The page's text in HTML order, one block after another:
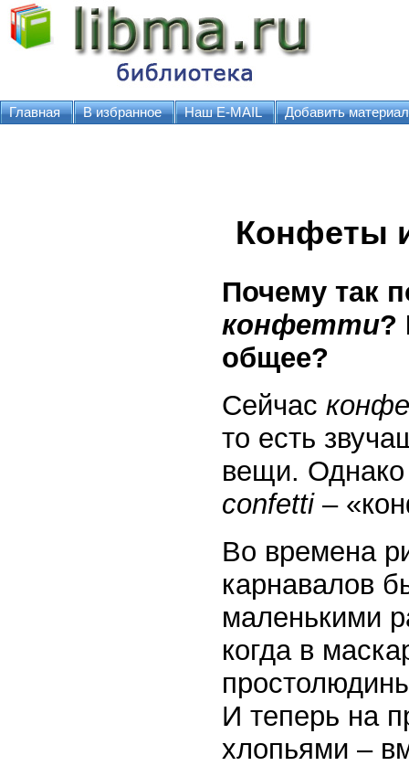
Главная В избранное Наш E-MAIL Добавить материал
Конфеты
Почему так
конфетти?
общее?
Сейчас
то есть
вещи. Однако
confetti–
Во времена
карнавалов
маленькими
когда в
И теперь на
хлопьями –